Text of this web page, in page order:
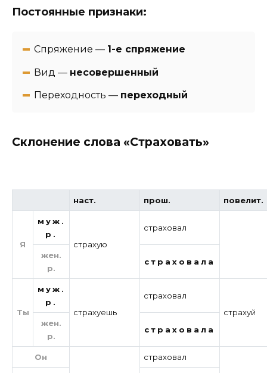
Постоянные признаки:
Спряжение — 1-е спряжение
Вид — несовершенный
Переходность — переходный
Склонение слова «Страховать»
наст. прош. повелит.
Я
муж.
р.
страхую
страховал
жен.
р.
страховала
Ты
муж.
р.
страхуешь
страховал
страхуй
жен.
р.
страховала
Он страховал